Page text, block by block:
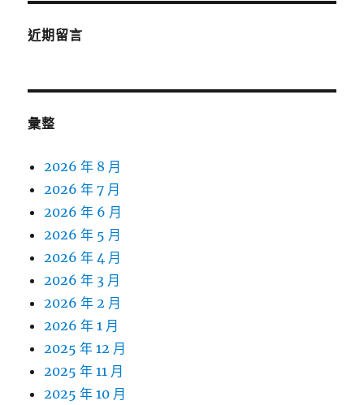
近期留言
彙整
2026 年 8 月
2026 年 7 月
2026 年 6 月
2026 年 5 月
2026 年 4 月
2026 年 3 月
2026 年 2 月
2026 年 1 月
2025 年 12 月
2025 年 11 月
2025 年 10 月